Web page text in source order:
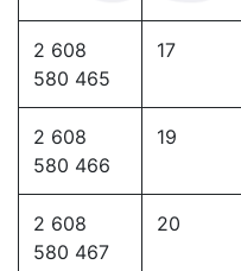
2 608
580 465
17
2 608
580 466
19
2 608
580 467
20